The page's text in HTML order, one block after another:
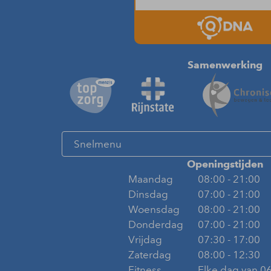
Samenwerking
Openingstijden
Maandag
Dinsdag
Woensdag
Donderdag
Vrijdag
Zaterdag
08:00 - 21:00
07:00 - 21:00
08:00 - 21:00
07:00 - 21:00
07:30 - 17:00
08:00 - 12:30